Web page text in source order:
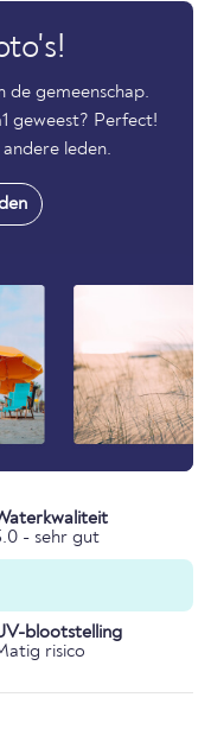
de gemeenschap.
geweest? Perfect!
leden.
- sehr gut
blootstelling
risico